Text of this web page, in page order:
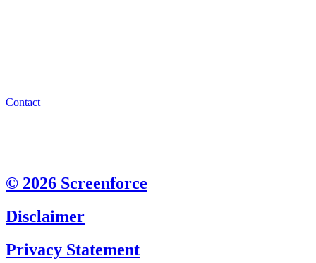
Contact
© 2026 Screenforce
Disclaimer
Privacy Statement